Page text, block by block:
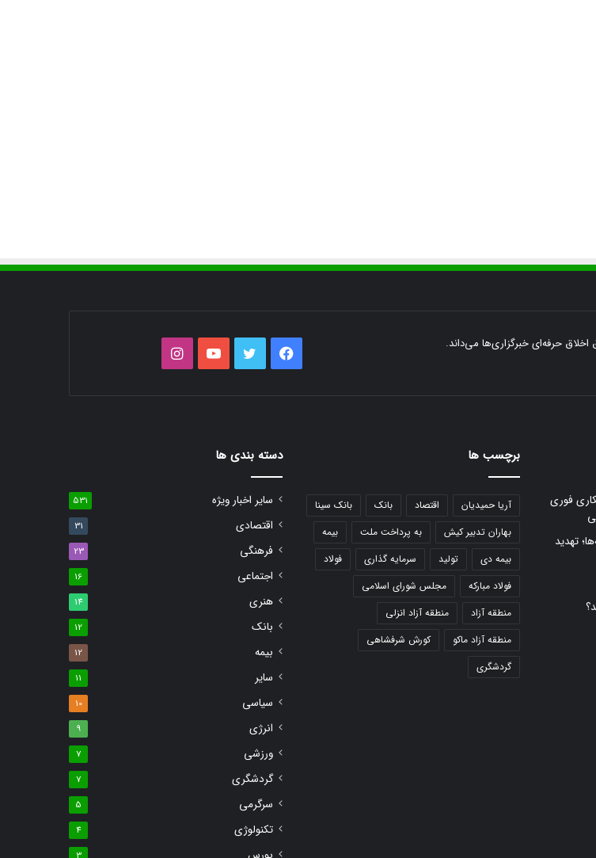
اخلاق حرفه‌ای خبرگزاری‌ها می‌داند.
فیس توییتر یوتیوباینستاگرام
فوری
تهدید
برچسب ها
آریا حمیدیان اقتصاد بانک
بانک سینا
بهاران تدبیر کیش
به پرداخت ملت
بیمه
بیمه دی
تولید سرمایه گذاری
فولاد
فولاد مبارکه
مجلس شورای اسلامی
منطقه آزاد
منطقه آزاد انزلی
منطقه آزاد ماکو
کورش شرفشاهی
گردشگری
دسته بندی ها
سایر اخبار ویژه 531
اقتصادی 31
فرهنگی 23
اجتماعی 16
هنری 14
بانک 12
بیمه 12
سایر 11
سیاسی 10
انرژی 9
ورزشی 7
گردشگری 7
سرگرمی 5
تکنولوژی 4